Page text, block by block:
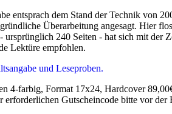
entsprach dem Stand der Technik von
Überarbeitung angesagt. Hier
240 Seiten - hat sich mit der
Lektüre empfohlen.
und Leseproben.
4-farbig, Format 17x24, Hardcover
erforderlichen Gutscheincode bitte vor